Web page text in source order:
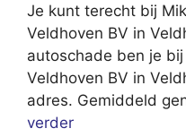
Je kunt terecht bij
Veldhoven BV in
autoschade ben je
Veldhoven BV in
adres. Gemiddeld
verder